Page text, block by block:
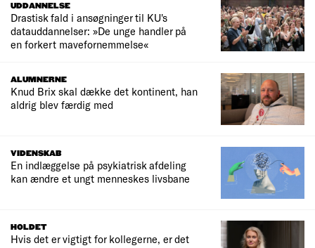
UDDANNELSE
Drastisk fald i ansøgninger til KU's
datauddannelser: »De unge handler på
en forkert mavefornemmelse«
ALUMNERNE
Knud Brix skal dække det kontinent, han
aldrig blev færdig med
VIDENSKAB
En indlæggelse på psykiatrisk afdeling
kan ændre et ungt menneskes livsbane
HOLDET
Hvis det er vigtigt for kollegerne, er det